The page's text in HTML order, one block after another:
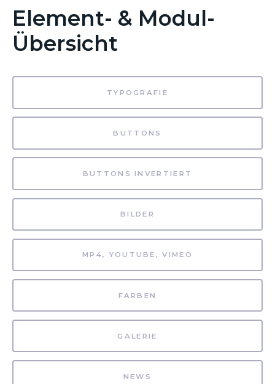
Element- & Modul-
Übersicht
TYPOGRAFIE
BUTTONS
BUTTONS INVERTIERT
BILDER
MP4, YOUTUBE, VIMEO
FARBEN
GALERIE
NEWS